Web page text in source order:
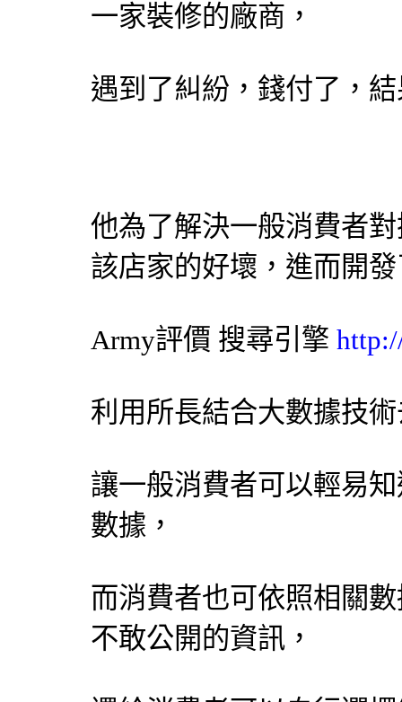
一家裝修的廠商，
遇到了糾紛，錢付了，
他為了解決一般消費者
該店家的好壞，進而開
Army評價 搜尋引擎
利用所長結合大數據技
讓一般消費者可以輕易
數據，
而消費者也可依照相關
不敢公開的資訊，